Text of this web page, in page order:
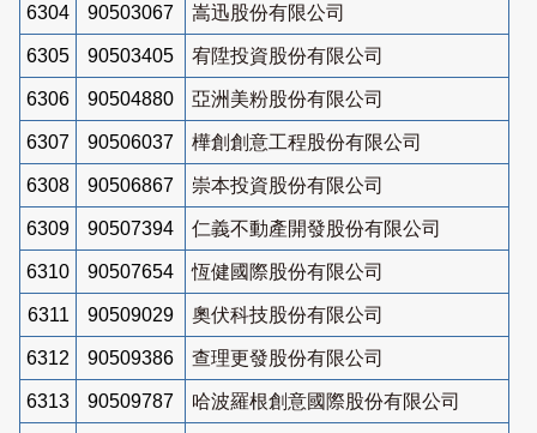
6304 90503067 嵩迅股份有限公司
6305 90503405 宥陞投資股份有限公司
6306 90504880 亞洲美粉股份有限公司
6307 90506037 樺創創意工程股份有限公司
6308 90506867 崇本投資股份有限公司
6309 90507394 仁義不動產開發股份有限公司
6310 90507654 恆健國際股份有限公司
6311 90509029 奧伏科技股份有限公司
6312 90509386 查理更發股份有限公司
6313 90509787 哈波羅根創意國際股份有限公司